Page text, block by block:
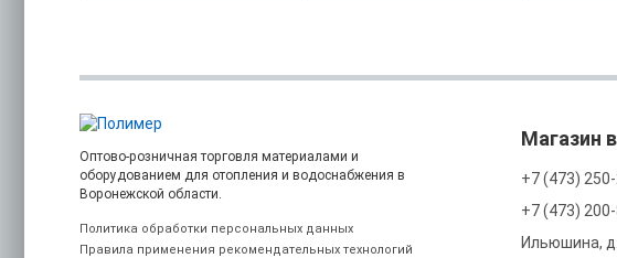
Оптово-розничная торговля материалами и
оборудованием для отопления и водоснабжения в
Воронежской области.
Политика обработки персональных данных
Правила применения рекомендательных технологий
Магазин
+7 (473)
+7 (473)
Ильюшина,